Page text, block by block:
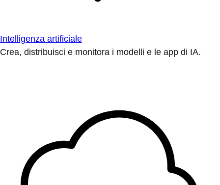
Intelligenza artificiale
Crea, distribuisci e monitora i modelli e le app di IA.